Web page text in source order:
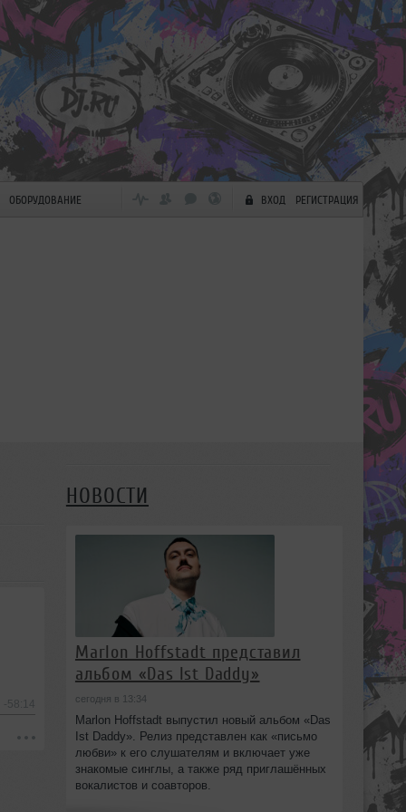
ОБОРУДОВАНИЕ ВХОД РЕГИСТРАЦИЯ
-58:14
НОВОСТИ
Marlon Hoffstadt представил
альбом «Das Ist Daddy»
сегодня в 13:34
Marlon Hoffstadt выпустил новый альбом «Das
Ist Daddy». Релиз представлен как «письмо
любви» к его слушателям и включает уже
знакомые синглы, а также ряд приглашённых
вокалистов и соавторов.